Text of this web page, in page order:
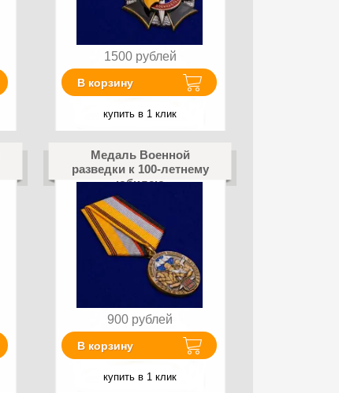
1500 рублей
В корзину
купить в 1 клик
Медаль Военной
разведки к 100-летнему
юбилею
900 рублей
В корзину
купить в 1 клик